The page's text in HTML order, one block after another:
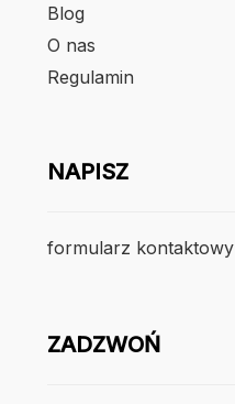
Blog
O nas
Regulamin
NAPISZ
formularz kontaktowy
ZADZWOŃ